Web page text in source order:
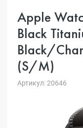
Apple
Black
Black/
(S/M)
Артикул: 20646